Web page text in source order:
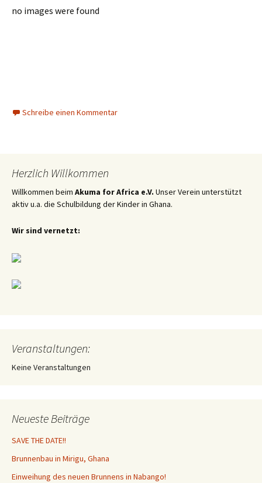
no images were found
Schreibe einen Kommentar
Herzlich Willkommen
Willkommen beim Akuma for Africa e.V. Unser Verein unterstützt
aktiv u.a. die Schulbildung der Kinder in Ghana.
Wir sind vernetzt:
Veranstaltungen:
Keine Veranstaltungen
Neueste Beiträge
SAVE THE DATE!!
Brunnenbau in Mirigu, Ghana
Einweihung des neuen Brunnens in Nabango!